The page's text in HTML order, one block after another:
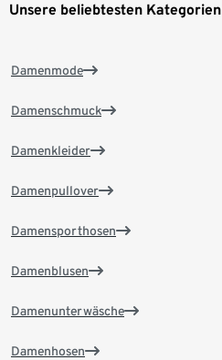
Unsere beliebtesten Kategorien
Damenmode
Damenschmuck
Damenkleider
Damenpullover
Damensporthosen
Damenblusen
Damenunterwäsche
Damenhosen